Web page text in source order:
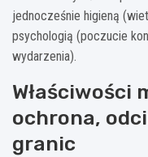
jednocześnie higieną
psychologią (poczucie
wydarzenia).
Właściwości
ochrona,
granic